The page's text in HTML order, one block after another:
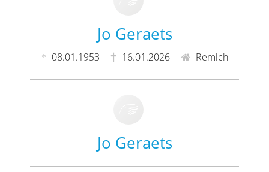
Jo Geraets
08.01.1953 16.01.2026 Remich
Jo Geraets